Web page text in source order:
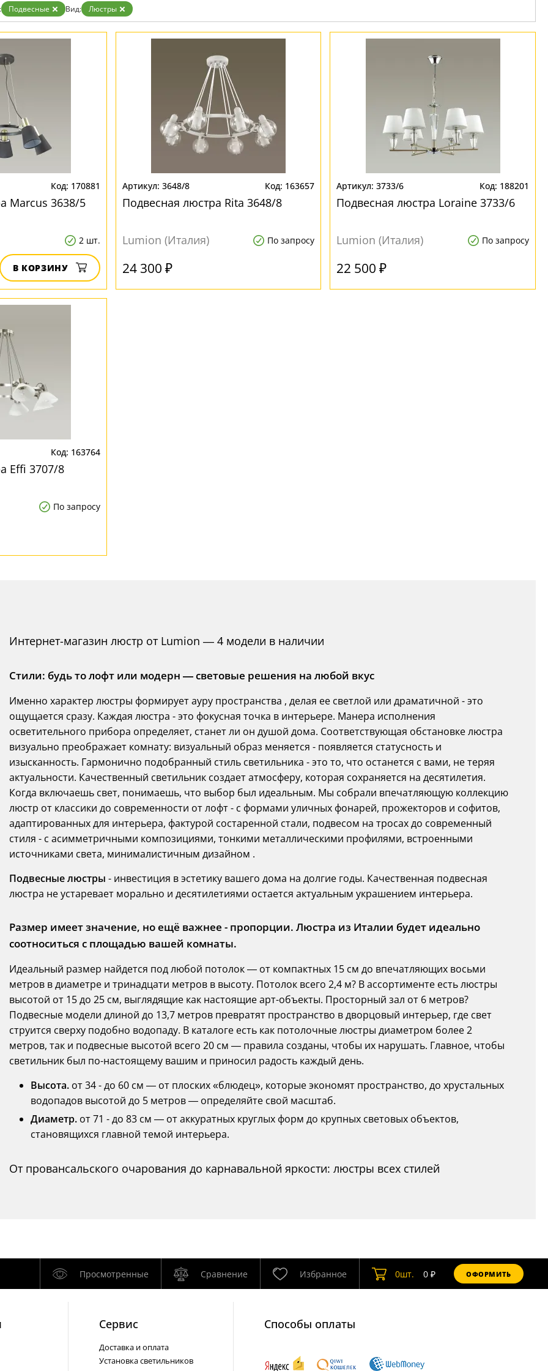
Золото
Прозрачные
Хром
Черные
Подвесные Вид: Люстры
170881
Marcus 3638/5
2 шт.
В КОРЗИНУ
3648/8 163657
Подвесная люстра Rita 3648/8
Lumion (Италия) По запросу
24 300 ₽
3733/6 188201
Подвесная люстра Loraine 3733/6
Lumion (Италия) По запросу
22 500 ₽
163764
Effi 3707/8
По запросу
Интернет-магазин люстр от Lumion — 4 модели в наличии
Стили: будь то лофт или модерн — световые решения на любой вкус
Именно характер люстры формирует ауру пространства , делая ее светлой или драматичной - это
ощущается сразу. Каждая люстра - это фокусная точка в интерьере. Манера исполнения
осветительного прибора определяет, станет ли он душой дома. Соответствующая обстановке люстра
визуально преображает комнату: визуальный образ меняется - появляется статусность и
изысканность. Гармонично подобранный стиль светильника - это то, что останется с вами, не теряя
актуальности. Качественный светильник создает атмосферу, которая сохраняется на десятилетия.
Когда включаешь свет, понимаешь, что выбор был идеальным. Мы собрали впечатляющую коллекцию
люстр от классики до современности от лофт - с формами уличных фонарей, прожекторов и софитов,
адаптированных для интерьера, фактурой состаренной стали, подвесом на тросах до современный
стиля - с асимметричными композициями, тонкими металлическими профилями, встроенными
источниками света, минималистичным дизайном .
Подвесные люстры - инвестиция в эстетику вашего дома на долгие годы. Качественная подвесная
люстра не устаревает морально и десятилетиями остается актуальным украшением интерьера.
Размер имеет значение, но ещё важнее - пропорции. Люстра из Италии будет идеально
соотноситься с площадью вашей комнаты.
Идеальный размер найдется под любой потолок — от компактных 15 см до впечатляющих восьми
метров в диаметре и тринадцати метров в высоту. Потолок всего 2,4 м? В ассортименте есть люстры
высотой от 15 до 25 см, выглядящие как настоящие арт-объекты. Просторный зал от 6 метров?
Подвесные модели длиной до 13,7 метров превратят пространство в дворцовый интерьер, где свет
струится сверху подобно водопаду. В каталоге есть как потолочные люстры диаметром более 2
метров, так и подвесные высотой всего 20 см — правила созданы, чтобы их нарушать. Главное, чтобы
светильник был по-настоящему вашим и приносил радость каждый день.
Высота. от 34 - до 60 см — от плоских «блюдец», которые экономят пространство, до хрустальных
водопадов высотой до 5 метров — определяйте свой масштаб.
Диаметр. от 71 - до 83 см — от аккуратных круглых форм до крупных световых объектов,
становящихся главной темой интерьера.
От провансальского очарования до карнавальной яркости: люстры всех стилей
Просмотренные Сравнение Избранное 0шт. 0₽ ОФОРМИТЬ
Cервис
Доставка и оплата
Установка светильников
Способы оплаты